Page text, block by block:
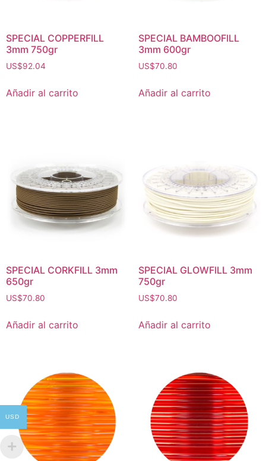
SPECIAL COPPERFILL
3mm 750gr
US$92.04
Añadir al carrito
SPECIAL BAMBOOFILL
3mm 600gr
US$70.80
Añadir al carrito
SPECIAL CORKFILL 3mm
650gr
US$70.80
Añadir al carrito
SPECIAL GLOWFILL 3mm
750gr
US$70.80
Añadir al carrito
USD